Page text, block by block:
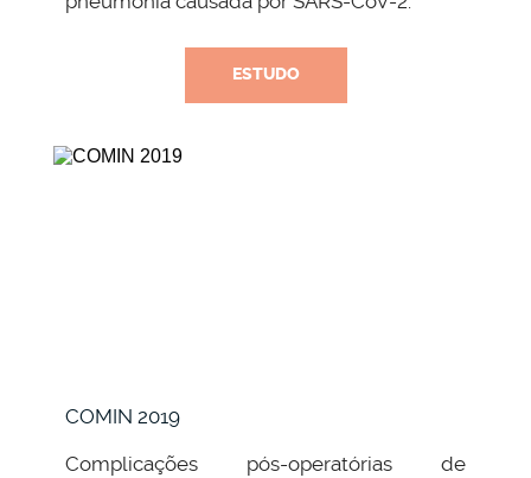
ESTUDO
COMIN 2019
Complicações pós-operatórias de